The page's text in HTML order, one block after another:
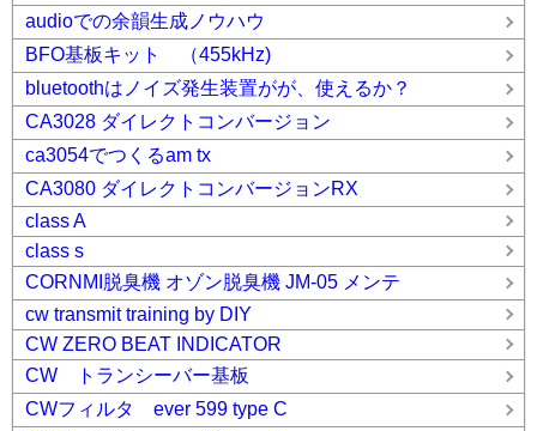
audioでの余韻生成ノウハウ
BFO基板キット （455kHz)
bluetoothはノイズ発生装置がが、使えるか？
CA3028 ダイレクトコンバージョン
ca3054でつくるam tx
CA3080 ダイレクトコンバージョンRX
class A
class s
CORNMI脱臭機 オゾン脱臭機 JM-05 メンテ
cw transmit training by DIY
CW ZERO BEAT INDICATOR
CW トランシーバー基板
CWフィルタ ever 599 type C